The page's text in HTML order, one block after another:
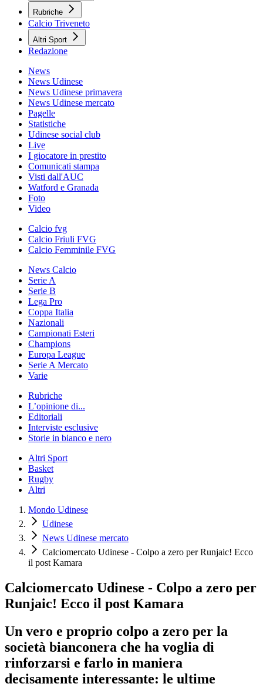
Rubriche
Calcio Triveneto
Altri Sport
Redazione
News
News Udinese
News Udinese primavera
News Udinese mercato
Pagelle
Statistiche
Udinese social club
Live
I giocatore in prestito
Comunicati stampa
Visti dall'AUC
Watford e Granada
Foto
Video
Calcio fvg
Calcio Friuli FVG
Calcio Femminile FVG
News Calcio
Serie A
Serie B
Lega Pro
Coppa Italia
Nazionali
Campionati Esteri
Champions
Europa League
Serie A Mercato
Varie
Rubriche
L’opinione di...
Editoriali
Interviste esclusive
Storie in bianco e nero
Altri Sport
Basket
Rugby
Altri
Mondo Udinese
Udinese
News Udinese mercato
Calciomercato Udinese - Colpo a zero per Runjaic! Ecco
il post Kamara
Calciomercato Udinese - Colpo a zero per
Runjaic! Ecco il post Kamara
Un vero e proprio colpo a zero per la
società bianconera che ha voglia di
rinforzarsi e farlo in maniera
decisamente interessante: le ultime